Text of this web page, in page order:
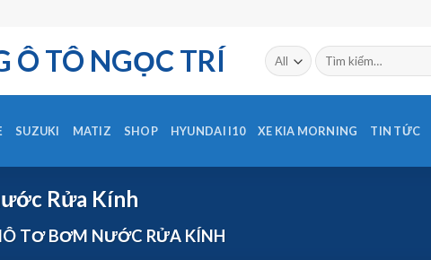
Ô TÔ NGỌC TRÍ
SUZUKI MATIZ SHOP HYUNDAI I10 XE KIA MORNING TIN TỨC
Rửa Kính
TƠ BƠM NƯỚC RỬA KÍNH